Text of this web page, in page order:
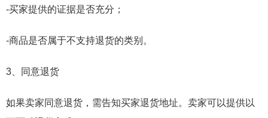
-买家提供的证据是否充分；
-商品是否属于不支持退货的类别。
3、同意退货
如果卖家同意退货，需告知买家退货地址。卖家可以提供以